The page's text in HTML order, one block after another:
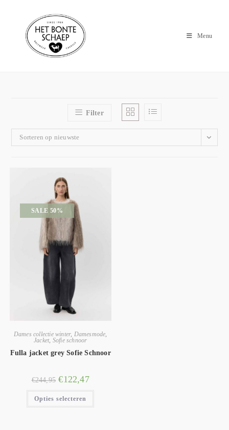
Menu
Filter
Sorteren op nieuwste
SALE 50%
Dames collectie winter, Damesmode
Jacket, Sofie schnoor
Fulla jacket grey Sofie Schnoor
€244,95 €122,47
Opties selecteren